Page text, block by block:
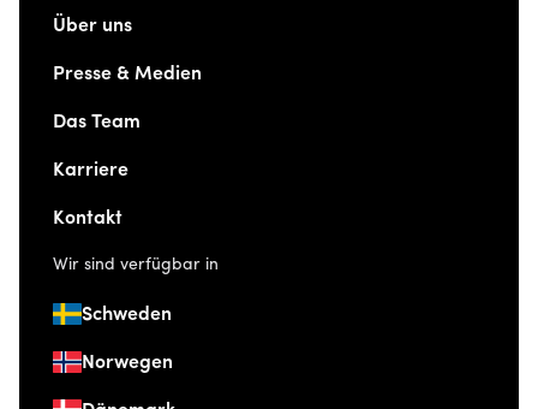
Über uns
Presse & Medien
Das Team
Karriere
Kontakt
Wir sind verfügbar in
Schweden
Norwegen